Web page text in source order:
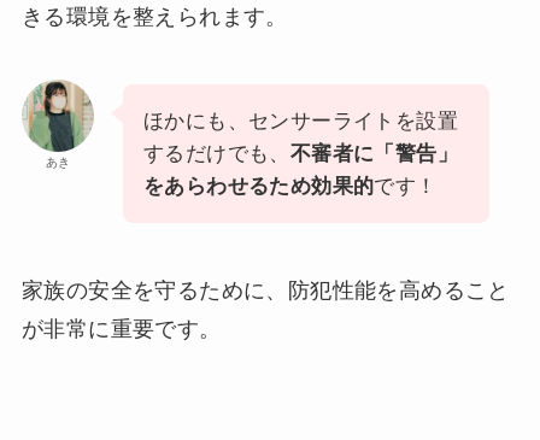
きる環境を整えられます。
あき
ほかにも、センサーライトを設置
するだけでも、 不審者に「警告」
をあらわせるため効果的です！
家族の安全を守るために、防犯性能を高めること
が非常に重要です。